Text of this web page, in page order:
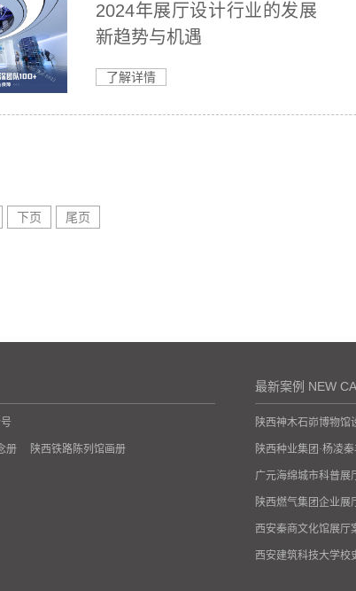
2024年展厅设计行业的发展
新趋势与机遇
了解详情
下页 尾页
册 陕西铁路陈列馆画册
最新案例 NEW
陕西神木石峁博物馆
陕西种业集团·杨凌
广元海绵城市科普展
陕西燃气集团企业展
西安秦商文化馆展厅
西安建筑科技大学校